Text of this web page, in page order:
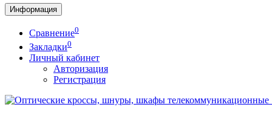
Информация
Сравнение0
Закладки0
Личный кабинет
Авторизация
Регистрация